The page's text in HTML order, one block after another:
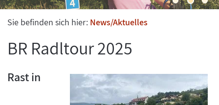
Sie befinden sich hier: News/Aktuelles
BR Radltour 2025
Rast in